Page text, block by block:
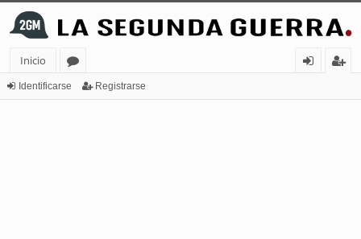
Inicio
or
Identificarse Registrarse